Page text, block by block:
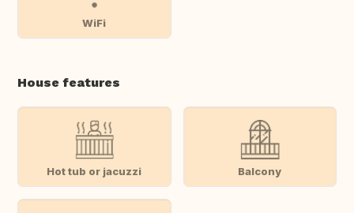
WiFi
House features
Hot tub or jacuzzi Balcony